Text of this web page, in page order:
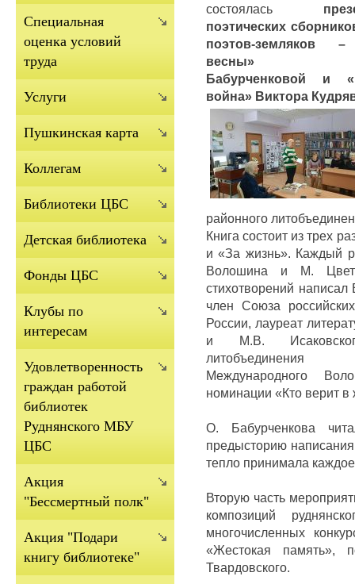
состоялась
поэтических
поэтов-земляков
весны»
Бабурченковой и
война» Виктора
районного
Книга состоит из трех
и «За жизнь». Каждый
Волошина и М.
стихотворений написал
член Союза
России, лауреат
и М.В.
литобъединения
Международного
номинации «Кто верит в
О. Бабурченкова
предысторию
тепло принимала
Вторую часть
композиций
многочисленных
«Жестокая память»,
Твардовского.
Cпециальная
оценка условий
труда
Услуги
Пушкинская карта
Коллегам
Библиотеки ЦБС
Детская библиотека
Фонды ЦБС
Клубы по
интересам
Удовлетворенность
граждан работой
библиотек
Руднянского МБУ
ЦБС
Акция
"Бессмертный полк"
Акция "Подари
книгу библиотеке"